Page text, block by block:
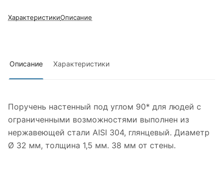
ХарактеристикиОписание
Описание Характеристики
Поручень настенный под углом 90* для людей с
ограниченными возможностями выполнен из
нержавеющей стали AISI 304, глянцевый. Диаметр
Ø 32 мм, толщина 1,5 мм. 38 мм от стены.